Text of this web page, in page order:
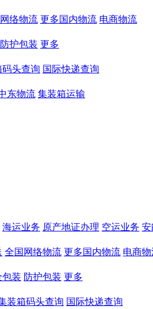
络物流 更多国内物流 电商物流
防护包装 更多
头查询 国际快递查询
东物流 集装箱运输
海运业务 原产地证办理 空运业务 安
全国网络物流 更多国内物流 电商
包装 防护包装 更多
装箱码头查询 国际快递查询